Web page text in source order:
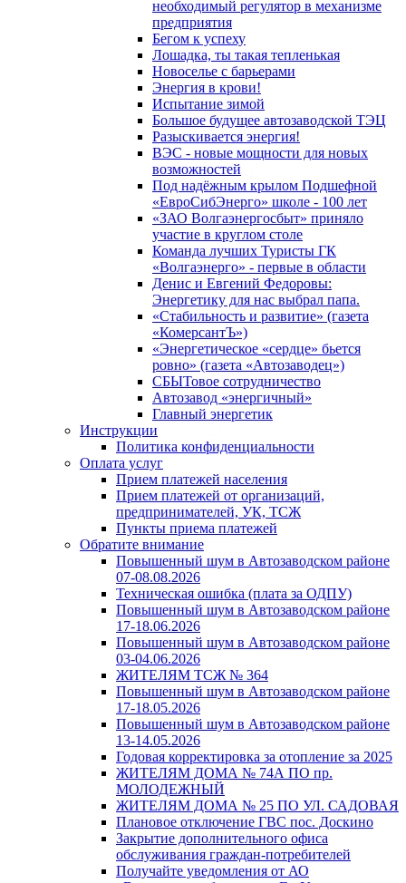
необходимый регулятор в механизме
предприятия
Бегом к успеху
Лошадка, ты такая тепленькая
Новоселье с барьерами
Энергия в крови!
Испытание зимой
Большое будущее автозаводской ТЭЦ
Разыскивается энергия!
ВЭС - новые мощности для новых
возможностей
Под надёжным крылом Подшефной
«ЕвроСибЭнерго» школе - 100 лет
«ЗАО Волгаэнергосбыт» приняло
участие в круглом столе
Команда лучших Туристы ГК
«Волгаэнерго» - первые в области
Денис и Евгений Федоровы:
Энергетику для нас выбрал папа.
«Стабильность и развитие» (газета
«КомерсантЪ»)
«Энергетическое «сердце» бьется
ровно» (газета «Автозаводец»)
СБЫТовое сотрудничество
Автозавод «энергичный»
Главный энергетик
Инструкции
Политика конфиденциальности
Оплата услуг
Прием платежей населения
Прием платежей от организаций,
предпринимателей, УК, ТСЖ
Пункты приема платежей
Обратите внимание
Повышенный шум в Автозаводском районе
07-08.08.2026
Техническая ошибка (плата за ОДПУ)
Повышенный шум в Автозаводском районе
17-18.06.2026
Повышенный шум в Автозаводском районе
03-04.06.2026
ЖИТЕЛЯМ ТСЖ № 364
Повышенный шум в Автозаводском районе
17-18.05.2026
Повышенный шум в Автозаводском районе
13-14.05.2026
Годовая корректировка за отопление за 2025
ЖИТЕЛЯМ ДОМА № 74А ПО пр.
МОЛОДЕЖНЫЙ
ЖИТЕЛЯМ ДОМА № 25 ПО УЛ. САДОВАЯ
Плановое отключение ГВС пос. Доскино
Закрытие дополнительного офиса
обслуживания граждан-потребителей
Получайте уведомления от АО